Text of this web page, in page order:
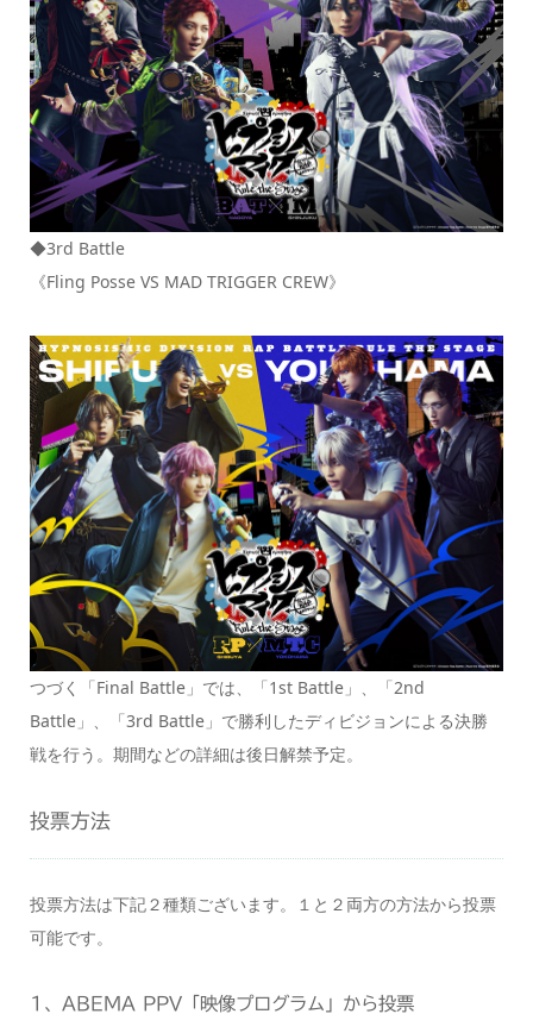
◆3rd Battle
《Fling Posse VS MAD TRIGGER CREW》
つづく「Final Battle」では、「1st Battle」、「2nd
Battle」、「3rd Battle」で勝利したディビジョンによる決勝
戦を行う。期間などの詳細は後日解禁予定。
投票方法
投票方法は下記２種類ございます。１と２両方の方法から投票
可能です。
1、ABEMA PPV「映像プログラム」から投票